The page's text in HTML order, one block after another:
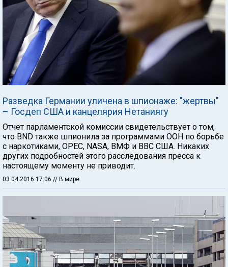
Разведка Германии уличена в шпионаже: "жертвы"
– Госдеп США и канцелярия Нетаниягу
Отчет парламентской комиссии свидетельствует о том,
что BND также шпионила за программами ООН по борьбе
с наркотиками, OPEC, NASA, ВМФ и ВВС США. Никаких
других подробностей этого расследования пресса к
настоящему моменту не приводит.
03.04.2016 17:06 // В мире